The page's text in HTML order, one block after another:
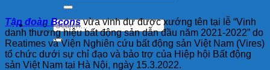
Tập đoàn Bconsvừa vinh dự được xướng tên tại lễ “Vinh
danh thương hiệu bất động sản dẫn đầu năm 2021-2022” do
Reatimes và Viện Nghiên cứu bất động sản Việt Nam (Vires)
tổ chức dưới sự chỉ đạo và bảo trợ của Hiệp hội Bất động
sản Việt Nam tại Hà Nội, ngày 15.3.2022.